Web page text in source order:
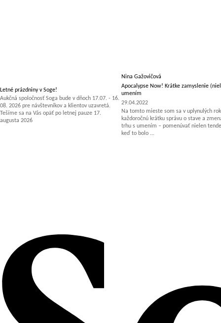
Letné prázdniny v Soge!
Aukčná spoločnosť Soga bude v dňoch 17.07. - 16.
08. 2026 pre návštevníkov a klientov uzavretá.
Tešíme sa na Vás opäť po letnej pauze 17.
augusta 2026
Nina Gažovičová
Apocalypse Now! Krátke zamyslenie
umením
29.04.2022
Na tomto mieste som sa v uplynulých
každoročnú krátku správu o stave a
trhu s umením – pomenúvať nielen
keď to bolo ...